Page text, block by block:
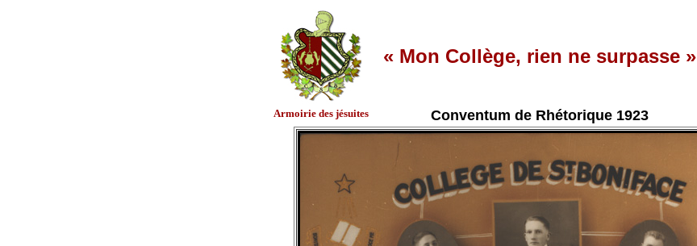
« Mon Collège, rien ne surpasse »
Armoirie des jésuites Conventum de Rhétorique 1923